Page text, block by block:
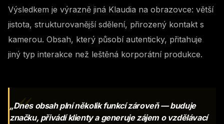
Výsledkem je výrazně jiná Klaudia na obrazovce: větší
jistota, strukturovanější sdělení, přirozený kontakt s
kamerou. Obsah, který působí autenticky, přitahuje
jiný typ interakce než leštěná korporátní produkce.
„Dnes obsah plní několik funkcí zároveň — buduje
značku, přivádí klienty a generuje zájem o vzdělávací